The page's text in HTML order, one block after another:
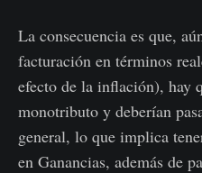
La consecuencia es que,
facturación en términos
efecto de la inflación), hay
monotributo y deberían
general, lo que implica
en Ganancias, además de